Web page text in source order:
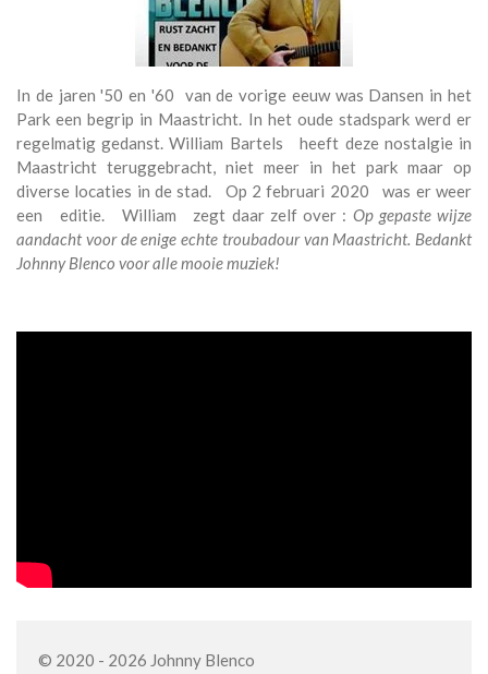
In de jaren '50 en '60 van de vorige eeuw was Dansen in het
Park een begrip in Maastricht. In het oude stadspark werd er
regelmatig gedanst. William Bartels heeft deze nostalgie in
Maastricht teruggebracht, niet meer in het park maar op
diverse locaties in de stad. Op 2 februari 2020 was er weer
een editie. William zegt daar zelf over : Op gepaste wijze
aandacht voor de enige echte troubadour van Maastricht. Bedankt
Johnny Blenco voor alle mooie muziek!
© 2020 - 2026 Johnny Blenco